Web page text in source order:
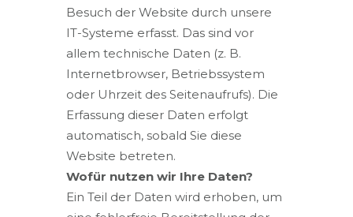
Besuch der Website durch unsere
IT-Systeme erfasst. Das sind vor
allem technische Daten (z. B.
Internetbrowser, Betriebssystem
oder Uhrzeit des Seitenaufrufs). Die
Erfassung dieser Daten erfolgt
automatisch, sobald Sie diese
Website betreten.
Wofür nutzen wir Ihre Daten?
Ein Teil der Daten wird erhoben, um